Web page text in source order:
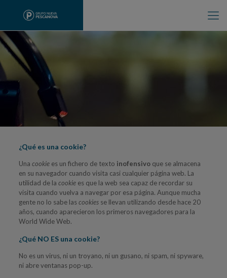
¿Qué es una cookie?
Una cookiees un fichero de texto inofensivoque se almacena
en su navegador cuando visita casi cualquier página web. La
utilidad de la cookiees que la web sea capaz de recordar su
visita cuando vuelva a navegar por esa página. Aunque mucha
gente no lo sabe lascookiesse llevan utilizando desde hace 20
años, cuando aparecieron los primeros navegadores para la
World Wide Web.
¿Qué NO ES una cookie?
No es un virus, ni un troyano, ni un gusano, ni spam, ni spyware,
ni abre ventanas pop-up.